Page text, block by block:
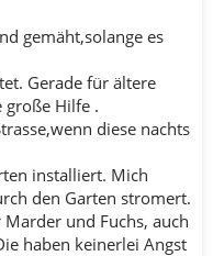
gemäht,solange es
Gerade für ältere
große Hilfe .
diese nachts
installiert. Mich
den Garten stromert.
und Fuchs, auch
haben keinerlei Angst